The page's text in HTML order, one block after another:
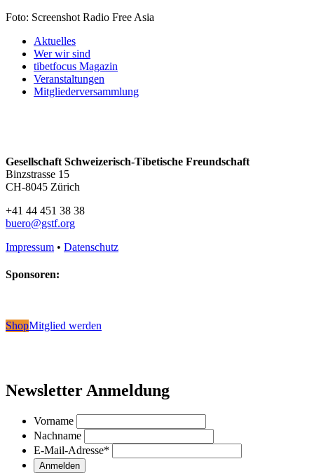
Foto: Screenshot Radio Free Asia
Aktuelles
Wer wir sind
tibetfocus Magazin
Veranstaltungen
Mitgliederversammlung
Gesellschaft Schweizerisch-Tibetische Freundschaft
Binzstrasse 15
CH-8045 Zürich
+41 44 451 38 38
buero@gstf.org
Impressum • Datenschutz
Sponsoren:
ShopMitglied werden
Newsletter Anmeldung
Vorname
Nachname
E-Mail-Adresse*